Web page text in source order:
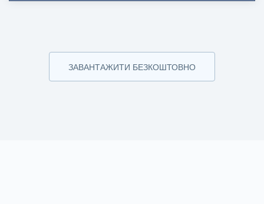
ЗАВАНТАЖИТИ БЕЗКОШТОВНО